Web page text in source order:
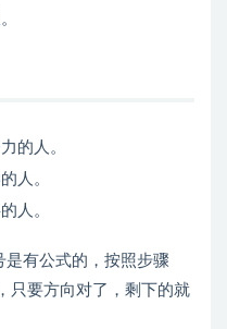
的人。
人。
人。
是有公式的，按照步骤
只要方向对了，剩下的就